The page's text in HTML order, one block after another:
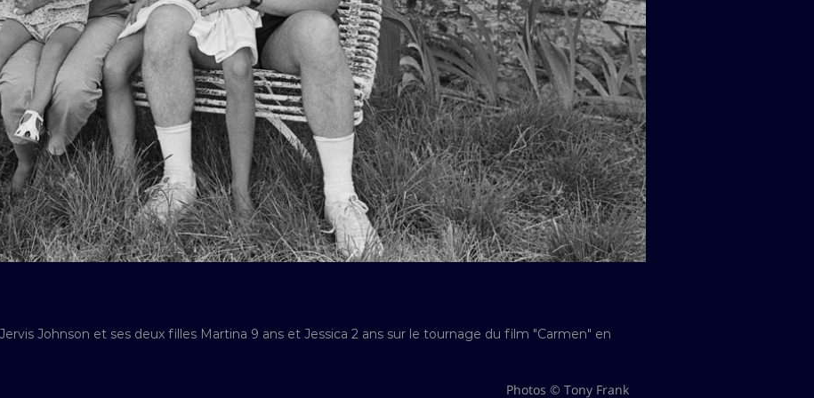
Johnson et ses deux filles Martina 9 ans et Jessica 2 ans sur le tournage du film "Carmen" en
Photos © Tony Frank